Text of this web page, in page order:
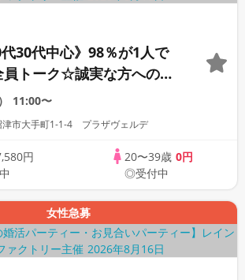
30代中心》98％が1人で
トーク☆誠実な方への婚
11:00〜
津市大手町1-1-4 プラザヴェルデ
円
20〜39歳 0円
◎受付中
女性急募